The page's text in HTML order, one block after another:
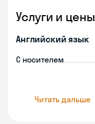
Услуги и цены
Английский язык
С носителем
Читать дальше